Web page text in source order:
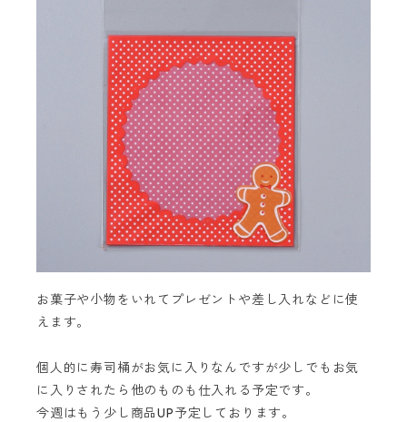
お菓子や小物をいれてプレゼントや差し入れなどに使
えます。
個人的に寿司桶がお気に入りなんですが少しでもお気
に入りされたら他のものも仕入れる予定です。
今週はもう少し商品UP予定しております。